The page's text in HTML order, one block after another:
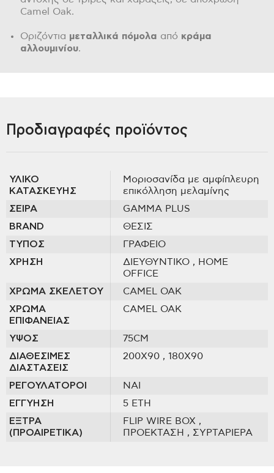
Camel Oak.
Οριζόντια μεταλλικά πόμολα από κράμα
αλλουμινίου.
Προδιαγραφές προϊόντος
ΥΛΙΚΟ
ΚΑΤΑΣΚΕΥΗΣ
Μοριοσανίδα με αμφίπλευρη
επικόλληση μελαμίνης
ΣΕΙΡΑ
GAMMA PLUS
BRAND
ΘΕΣΙΣ
ΤΥΠΟΣ
ΓΡΑΦΕΙΟ
ΧΡΗΣΗ
ΔΙΕΥΘΥΝΤΙΚΟ , HOME
OFFICE
ΧΡΩΜΑ ΣΚΕΛΕΤΟΥ
CAMEL OAK
ΧΡΩΜΑ
ΕΠΙΦΑΝΕΙΑΣ
CAMEL OAK
ΥΨΟΣ
75CM
ΔΙΑΘΕΣΙΜΕΣ
ΔΙΑΣΤΑΣΕΙΣ
200Χ90 , 180X90
ΡΕΓΟΥΛΑΤΟΡΟΙ
ΝΑΙ
ΕΓΓΥΗΣΗ
5 ΕΤΗ
ΕΞΤΡΑ
(ΠΡΟΑΙΡΕΤΙΚΑ)
FLIP WIRE BOX ,
ΠΡΟΕΚΤΑΣΗ , ΣΥΡΤΑΡΙΕΡΑ